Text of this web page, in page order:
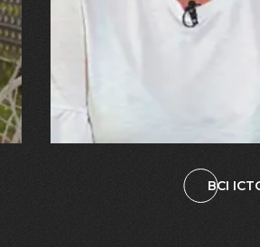
"Попри всі
зламалися: тепер
свого вбитого
наших дітях"
ВСІ